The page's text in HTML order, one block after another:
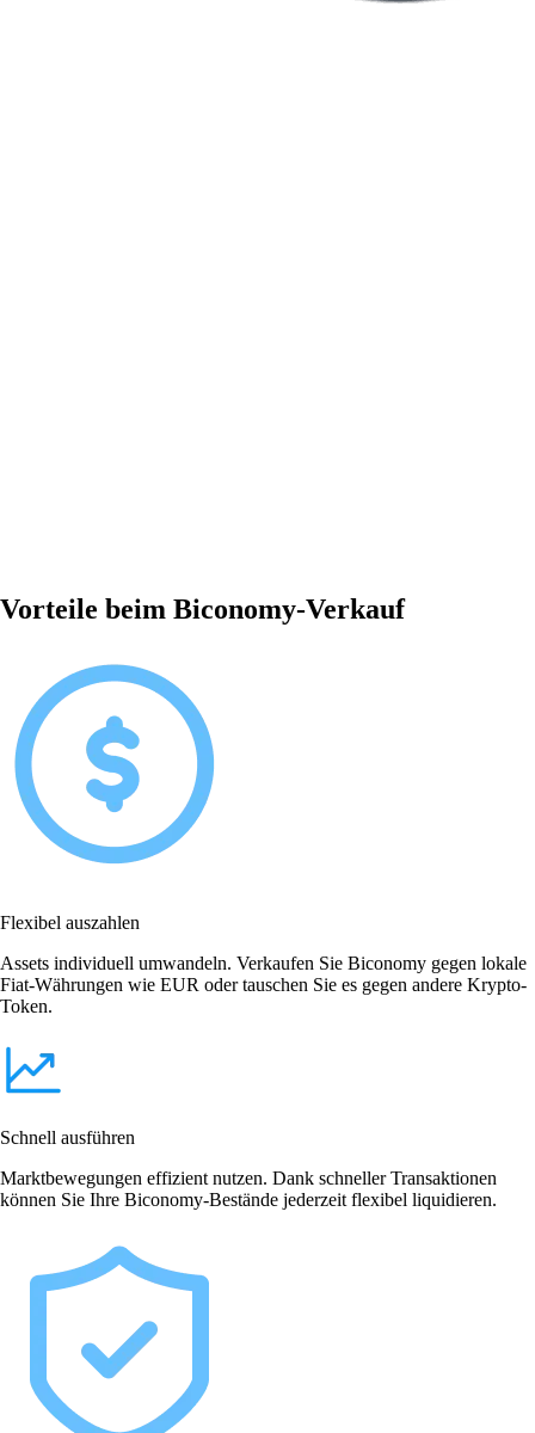
Vorteile beim Biconomy-Verkauf
Flexibel auszahlen
Assets individuell umwandeln. Verkaufen Sie Biconomy gegen lokale
Fiat-Währungen wie EUR oder tauschen Sie es gegen andere Krypto-
Token.
Schnell ausführen
Marktbewegungen effizient nutzen. Dank schneller Transaktionen
können Sie Ihre Biconomy-Bestände jederzeit flexibel liquidieren.